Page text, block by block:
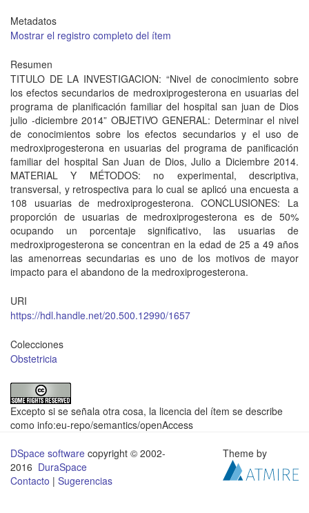
Metadatos
Mostrar el registro completo del ítem
Resumen
TITULO DE LA INVESTIGACION: “Nivel de conocimiento sobre
los efectos secundarios de medroxiprogesterona en usuarias del
programa de planificación familiar del hospital san juan de Dios
julio -diciembre 2014” OBJETIVO GENERAL: Determinar el nivel
de conocimientos sobre los efectos secundarios y el uso de
medroxiprogesterona en usuarias del programa de panificación
familiar del hospital San Juan de Dios, Julio a Diciembre 2014.
MATERIAL Y MÉTODOS: no experimental, descriptiva,
transversal, y retrospectiva para lo cual se aplicó una encuesta a
108 usuarias de medroxiprogesterona. CONCLUSIONES: La
proporción de usuarias de medroxiprogesterona es de 50%
ocupando un porcentaje significativo, las usuarias de
medroxiprogesterona se concentran en la edad de 25 a 49 años
las amenorreas secundarias es uno de los motivos de mayor
impacto para el abandono de la medroxiprogesterona.
URI
https://hdl.handle.net/20.500.12990/1657
Colecciones
Obstetricia
Excepto si se señala otra cosa, la licencia del ítem se describe
como info:eu-repo/semantics/openAccess
DSpace software copyright © 2002-
2016 DuraSpace
Contacto | Sugerencias
Theme by